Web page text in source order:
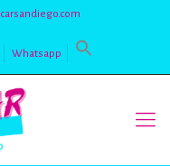
Whatsapp